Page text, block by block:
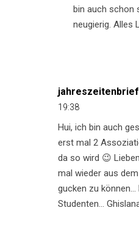
bin auch schon
neugierig. Alles
19:38
Hui, ich bin auch
erst mal 2
da so wird 😉
mal wieder aus
gucken zu
Studenten…